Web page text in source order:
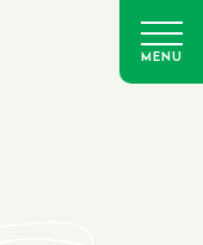
MENU